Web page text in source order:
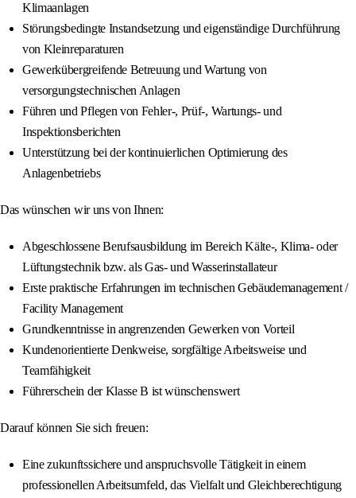
Klimaanlagen
Störungsbedingte Instandsetzung und eigenständige Durchführung
von Kleinreparaturen
Gewerkübergreifende Betreuung und Wartung von
versorgungstechnischen Anlagen
Führen und Pflegen von Fehler-, Prüf-, Wartungs- und
Inspektionsberichten
Unterstützung bei der kontinuierlichen Optimierung des
Anlagenbetriebs
Das wünschen wir uns von Ihnen:
Abgeschlossene Berufsausbildung im Bereich Kälte-, Klima- oder
Lüftungstechnik bzw. als Gas- und Wasserinstallateur
Erste praktische Erfahrungen im technischen Gebäudemanagement /
Facility Management
Grundkenntnisse in angrenzenden Gewerken von Vorteil
Kundenorientierte Denkweise, sorgfältige Arbeitsweise und
Teamfähigkeit
Führerschein der Klasse B ist wünschenswert
Darauf können Sie sich freuen:
Eine zukunftssichere und anspruchsvolle Tätigkeit in einem
professionellen Arbeitsumfeld, das Vielfalt und Gleichberechtigung